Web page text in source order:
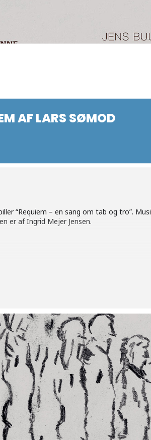
AF LARS SØMOD
“Requiem – en sang om tab og tro”.
er af Ingrid Mejer Jensen.